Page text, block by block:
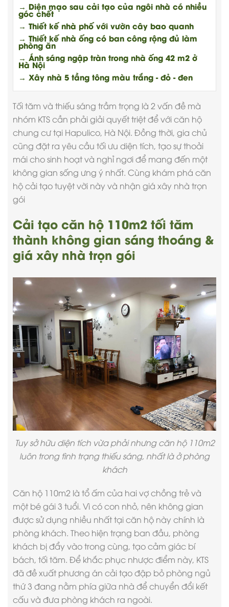
→ Diện mạo sau cải tạo của ngôi nhà có nhiều
góc chết
→ Thiết kế nhà phố với vườn cây bao quanh
→ Thiết kế nhà ống có ban công rộng đủ làm
phòng ăn
→ Ánh sáng ngập tràn trong nhà ống 42 m2 ở
Hà Nội
→ Xây nhà 5 tầng tông màu trắng - đỏ - đen
Tối tăm và thiếu sáng trầm trọng là 2 vấn đề mà
nhóm KTS cần phải giải quyết triệt để với căn hộ
chung cư tại Hapulico, Hà Nội. Đồng thời, gia chủ
cũng đặt ra yêu cầu tối ưu diện tích, tạo sự thoải
mái cho sinh hoạt và nghỉ ngơi để mang đến một
không gian sống ưng ý nhất. Cùng khám phá căn
hộ cải tạo tuyệt vời này và nhận giá xây nhà trọn
gói
Cải tạo căn hộ 110m2 tối tăm
thành không gian sáng thoáng &
giá xây nhà trọn gói
Tuy sở hữu diện tích vừa phải nhưng căn hộ 110m2
luôn trong tình trạng thiếu sáng, nhất là ở phòng
khách
Căn hộ 110m2 là tổ ấm của hai vợ chồng trẻ và
một bé gái 3 tuổi. Vì có con nhỏ, nên không gian
được sử dụng nhiều nhất tại căn hộ này chính là
phòng khách. Theo hiện trạng ban đầu, phòng
khách bị đẩy vào trong cùng, tạo cảm giác bí
bách, tối tăm. Để khắc phục nhược điểm này, KTS
đã đề xuất phương án cải tạo đập bỏ phòng ngủ
thứ 3 đang nằm phía giữa nhà để chuyển đổi kết
cấu và đưa phòng khách ra ngoài.